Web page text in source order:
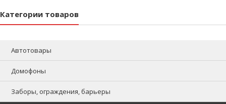
Категории товаров
Автотовары
Домофоны
Заборы, ограждения, барьеры